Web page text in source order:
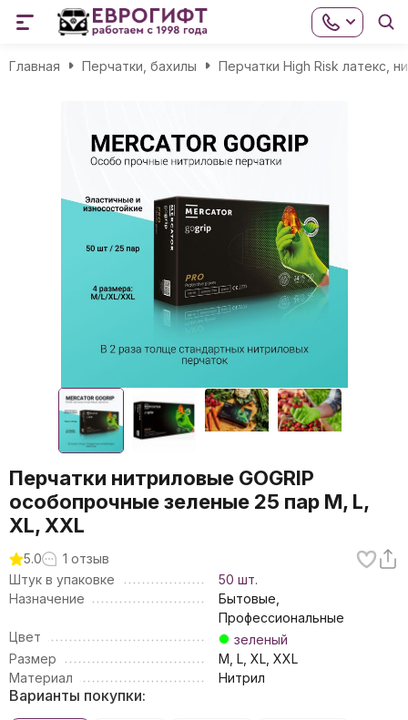
Главная Перчатки, бахилы Перчатки High Risk латекс,
Перчатки нитриловые GOGRIP
особопрочные зеленые 25 пар M, L,
XL, XXL
5.0
1 отзыв
Штук в упаковке
50 шт.
Назначение
Бытовые,
Профессиональные
Цвет
зеленый
Размер
M, L, XL, XXL
Материал
Нитрил
Варианты покупки: